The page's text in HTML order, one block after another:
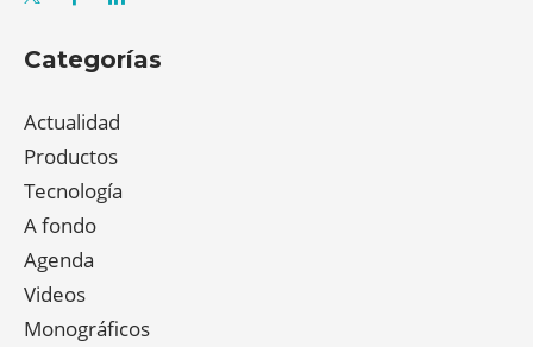
Categorías
Actualidad
Productos
Tecnología
A fondo
Agenda
Videos
Monográficos